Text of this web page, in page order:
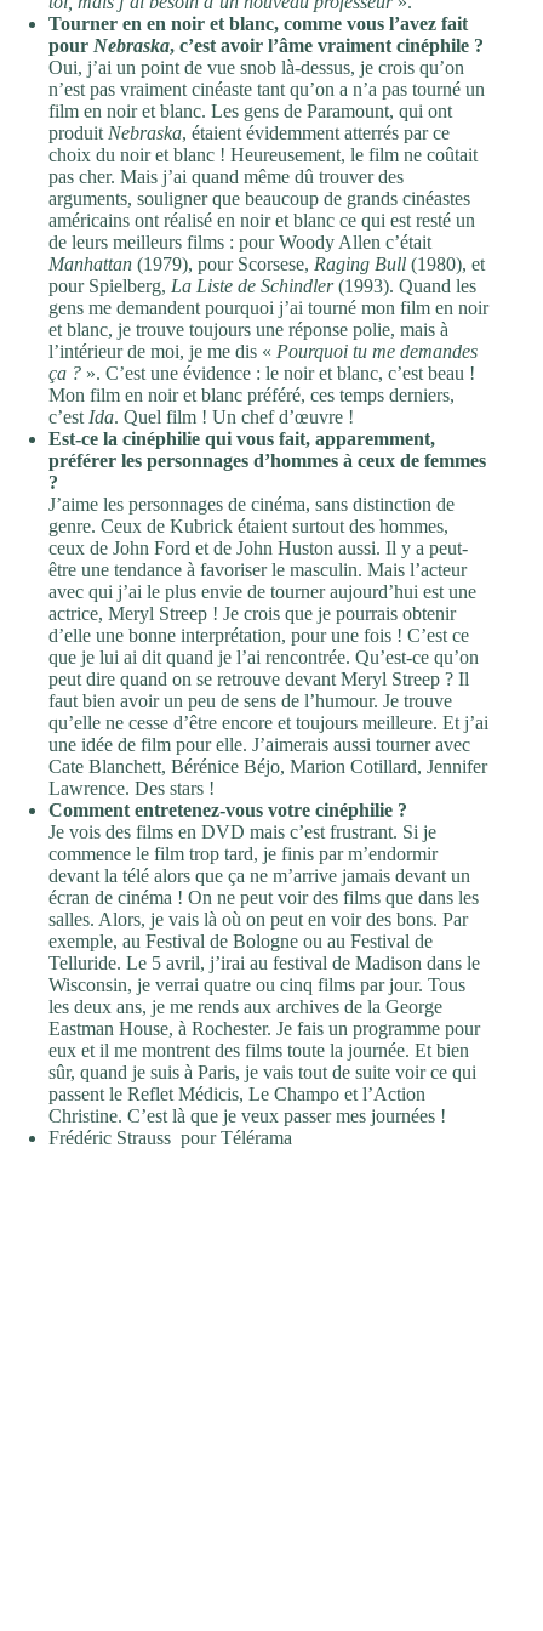
Tourner en en noir et blanc, comme vous l’avez fait
pour Nebraska, c’est avoir l’âme vraiment cinéphile ?
Oui, j’ai un point de vue snob là-dessus, je crois qu’on
n’est pas vraiment cinéaste tant qu’on a n’a pas tourné un
film en noir et blanc. Les gens de Paramount, qui ont
produit Nebraska, étaient évidemment atterrés par ce
choix du noir et blanc ! Heureusement, le film ne coûtait
pas cher. Mais j’ai quand même dû trouver des
arguments, souligner que beaucoup de grands cinéastes
américains ont réalisé en noir et blanc ce qui est resté un
de leurs meilleurs films : pour Woody Allen c’était
Manhattan (1979), pour Scorsese, Raging Bull (1980), et
pour Spielberg, La Liste de Schindler(1993). Quand les
gens me demandent pourquoi j’ai tourné mon film en noir
et blanc, je trouve toujours une réponse polie, mais à
l’intérieur de moi, je me dis « Pourquoi tu me demandes
ça ? ». C’est une évidence : le noir et blanc, c’est beau !
Mon film en noir et blanc préféré, ces temps derniers,
c’est Ida. Quel film ! Un chef d’œuvre !
Est-ce la cinéphilie qui vous fait, apparemment,
préférer les personnages d’hommes à ceux de femmes
?
J’aime les personnages de cinéma, sans distinction de
genre. Ceux de Kubrick étaient surtout des hommes,
ceux de John Ford et de John Huston aussi. Il y a peut-
être une tendance à favoriser le masculin. Mais l’acteur
avec qui j’ai le plus envie de tourner aujourd’hui est une
actrice, Meryl Streep ! Je crois que je pourrais obtenir
d’elle une bonne interprétation, pour une fois ! C’est ce
que je lui ai dit quand je l’ai rencontrée. Qu’est-ce qu’on
peut dire quand on se retrouve devant Meryl Streep ? Il
faut bien avoir un peu de sens de l’humour. Je trouve
qu’elle ne cesse d’être encore et toujours meilleure. Et j’ai
une idée de film pour elle. J’aimerais aussi tourner avec
Cate Blanchett, Bérénice Béjo, Marion Cotillard, Jennifer
Lawrence. Des stars !
Comment entretenez-vous votre cinéphilie ?
Je vois des films en DVD mais c’est frustrant. Si je
commence le film trop tard, je finis par m’endormir
devant la télé alors que ça ne m’arrive jamais devant un
écran de cinéma ! On ne peut voir des films que dans les
salles. Alors, je vais là où on peut en voir des bons. Par
exemple, au Festival de Bologne ou au Festival de
Telluride. Le 5 avril, j’irai au festival de Madison dans le
Wisconsin, je verrai quatre ou cinq films par jour. Tous
les deux ans, je me rends aux archives de la George
Eastman House, à Rochester. Je fais un programme pour
eux et il me montrent des films toute la journée. Et bien
sûr, quand je suis à Paris, je vais tout de suite voir ce qui
passent le Reflet Médicis, Le Champo et l’Action
Christine. C’est là que je veux passer mes journées !
Frédéric Strauss pour Télérama